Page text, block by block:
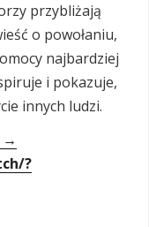
przybliżają
o powołaniu,
najbardziej
i pokazuje,
innych ludzi.
→
?